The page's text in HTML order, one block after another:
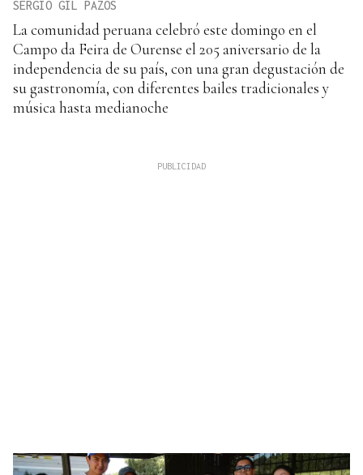
SERGIO GIL PAZOS
La comunidad peruana celebró este domingo en el
Campo da Feira de Ourense el 205 aniversario de la
independencia de su país, con una gran degustación de
su gastronomía, con diferentes bailes tradicionales y
música hasta medianoche